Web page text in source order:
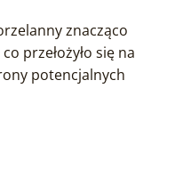
znacząco
przełożyło się na
potencjalnych